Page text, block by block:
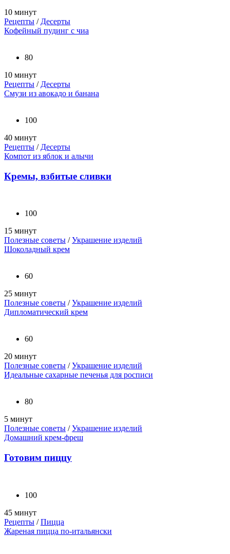
10 минут
Рецепты / Десерты
Кофейный пудинг с чиа
80
10 минут
Рецепты / Десерты
Смузи из авокадо и банана
100
40 минут
Рецепты / Десерты
Компот из яблок и алычи
Кремы, взбитые сливки
100
15 минут
Полезные советы /Украшение изделий
Шоколадный крем
60
25 минут
Полезные советы /Украшение изделий
Дипломатический крем
60
20 минут
Полезные советы /Украшение изделий
Идеальные сахарные печенья для росписи
80
5 минут
Полезные советы /Украшение изделий
Домашний крем-фреш
Готовим пиццу
100
45 минут
Рецепты /Пицца
Жареная пицца по-итальянски